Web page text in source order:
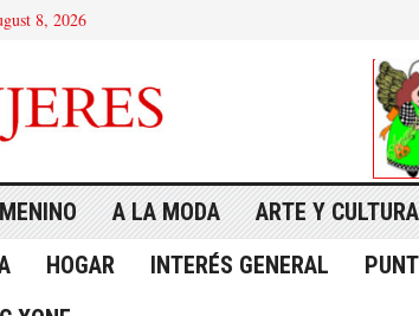
8, 2026
A LA MODA ARTE Y CULTURA
HOGAR INTERÉS GENERAL